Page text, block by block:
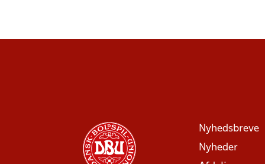
Nyhedsbreve
Nyheder